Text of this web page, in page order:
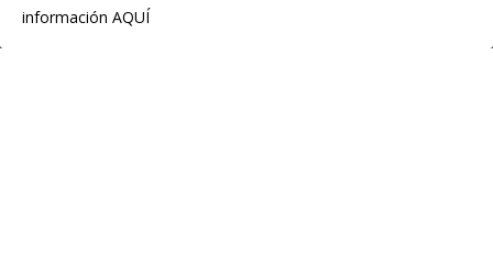
información AQUÍ